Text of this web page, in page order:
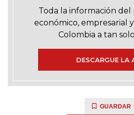
Toda la información del
económico, empresarial
Colombia a tan
DESCARGUE LA
GUARDAR